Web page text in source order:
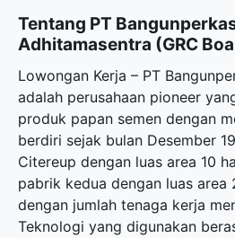
Tentang PT
Adhitamasentra (GRC
Lowongan Kerja – PT
adalah perusahaan pioneer
produk papan semen dengan
berdiri sejak bulan Desember
Citereup dengan luas area 10
pabrik kedua dengan luas area
dengan jumlah tenaga kerja
Teknologi yang digunakan